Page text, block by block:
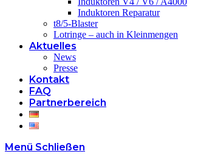
Induktoren Reparatur
t8/5-Blaster
Lotringe – auch in Kleinmengen
Aktuelles
News
Presse
Kontakt
FAQ
Partnerbereich
Menü Schließen